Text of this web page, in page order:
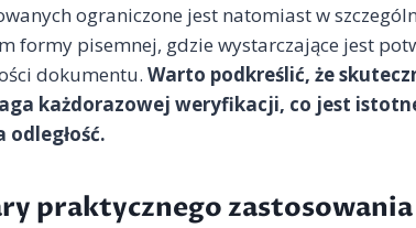
ograniczone jest natomiast w
formy pisemnej, gdzie wystarczające jest
dokumentu. Warto podkreślić, że
każdorazowej weryfikacji, co jest
odległość.
praktycznego